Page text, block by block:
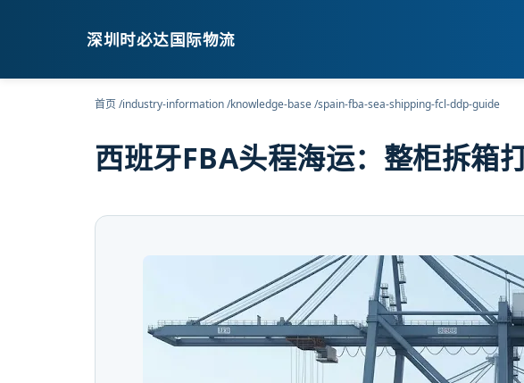
深圳时必达国际物流
首页/industry-information/knowledge-base/spain-fba-sea-shipping-fcl-ddp-guide
西班牙FBA头程海运：整柜拆箱